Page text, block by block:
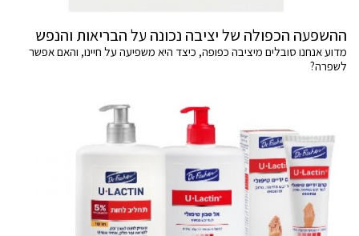
ההשפעה הכפולה של יציבה נכונה על הבריאות והנפש
מדוע אנחנו סובלים מיציבה כפופה, כיצד היא משפיעה על חיינו, והאם אפשר
לשפרה?